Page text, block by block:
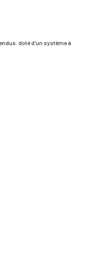
doté d'un système à